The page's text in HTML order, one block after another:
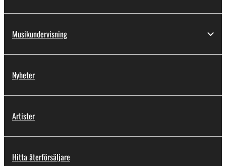
Musikundervisning
Nyheter
Artister
Hitta återförsäljare